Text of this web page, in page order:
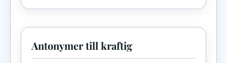
Antonymer till kraftig